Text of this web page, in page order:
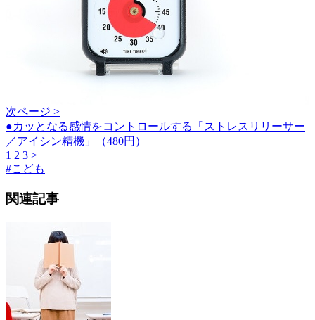
次ページ >
●カッとなる感情をコントロールする「ストレスリリーサー
／アイシン精機」（480円）
1 2 3 >
#こども
関連記事